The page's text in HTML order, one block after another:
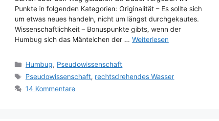
Punkte in folgenden Kategorien: Originalität – Es sollte sich
um etwas neues handeln, nicht um längst durchgekautes.
Wissenschaftlichkeit – Bonuspunkte gibts, wenn der
Humbug sich das Mäntelchen der … Weiterlesen
Kategorien
Humbug, Pseudowissenschaft
Schlagwörter
Pseudowissenschaft, rechtsdrehendes Wasser
14 Kommentare